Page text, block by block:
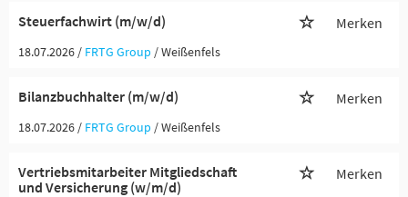
Steuerfachwirt (m/w/d) Merken
18.07.2026 / FRTG Group / Weißenfels
Bilanzbuchhalter (m/w/d) Merken
18.07.2026 / FRTG Group / Weißenfels
Vertriebsmitarbeiter Mitgliedschaft
und Versicherung (w/m/d)
Merken